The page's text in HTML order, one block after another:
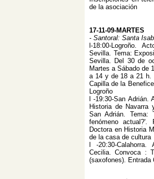
de la asociación
17-11-09-MARTES
- Santoral: Santa
l-18:00-Logroño.
Sevilla. Tema:
Sevilla. Del 30 de
Martes a Sábado de
a 14 y de 18 a 21 h.
Capilla de la
Logroño
l -19:30-San
Historia de Navarra
San Adrián. Tema:
fenómeno actual?'.
Doctora en Historia
de la casa de cultura
l -20:30-
Cecilia. Convoca :
(saxofones). Entrada